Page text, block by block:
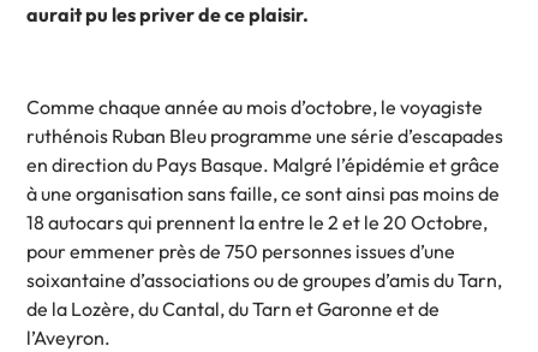
aurait pu les priver de ce plaisir.
Comme chaque année au mois d’octobre, le voyagiste
ruthénois Ruban Bleu programme une série d’escapades
en direction du Pays Basque. Malgré l’épidémie et grâce
à une organisation sans faille, ce sont ainsi pas moins de
18 autocars qui prennent la entre le 2 et le 20 Octobre,
pour emmener près de 750 personnes issues d’une
soixantaine d’associations ou de groupes d’amis du Tarn,
de la Lozère, du Cantal, du Tarn et Garonne et de
l’Aveyron.